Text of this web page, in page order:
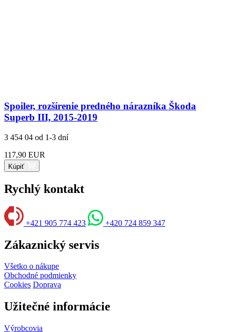
Spoiler, rozšírenie predného nárazníka Škoda
Superb III, 2015-2019
3 454 04 od 1-3 dní
117,90 EUR
Kúpiť
Rychlý kontakt
+421 905 774 423 +420 724 859 347
Zákaznický servis
Všetko o nákupe
Obchodné podmienky
Cookies Doprava
Užitečné informácie
Výrobcovia